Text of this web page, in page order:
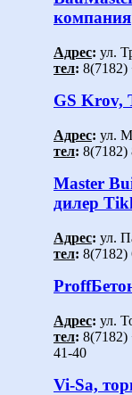
компания
Адрес: ул.
тел: 8(7182)
GS
Адрес: ул.
тел: 8(7182)
Master
дилер
Адрес: ул.
тел: 8(7182)
Адрес: ул.
тел: 8(7182)
41-40
Vi-Sa,